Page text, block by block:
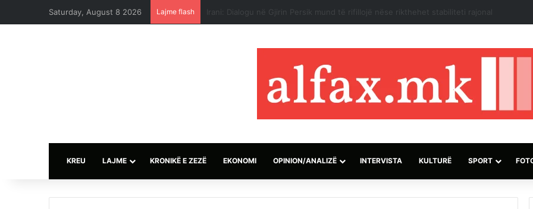
Saturday, August 8 2026 Lajme flash Sulmet e ushtrisë izraelite dhe pushtuesve synojnë 5 komunitete palestineze në
KREU LAJME KRONIKË E ZEZË EKONOMI OPINION/ANALIZË INTERVISTA KULTURË SPORT